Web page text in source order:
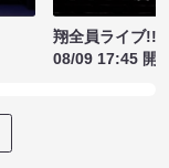
翔全員ライブ!!!
08/09 17:45 開